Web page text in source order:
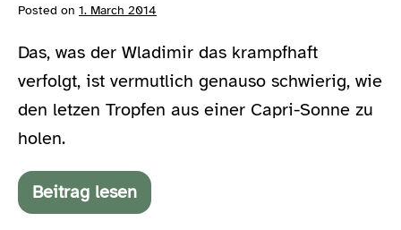
Posted on 1. March 2014
Das, was der Wladimir das krampfhaft
verfolgt, ist vermutlich genauso schwierig, wie
den letzen Tropfen aus einer Capri-Sonne zu
holen.
Beitrag lesen
#ffffff02
–